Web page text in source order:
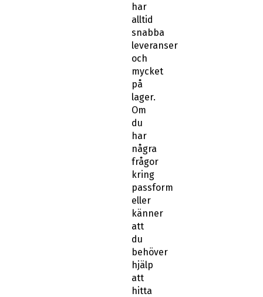
har
alltid
snabba
leveranser
och
mycket
på
lager.
Om
du
har
några
frågor
kring
passform
eller
känner
att
du
behöver
hjälp
att
hitta